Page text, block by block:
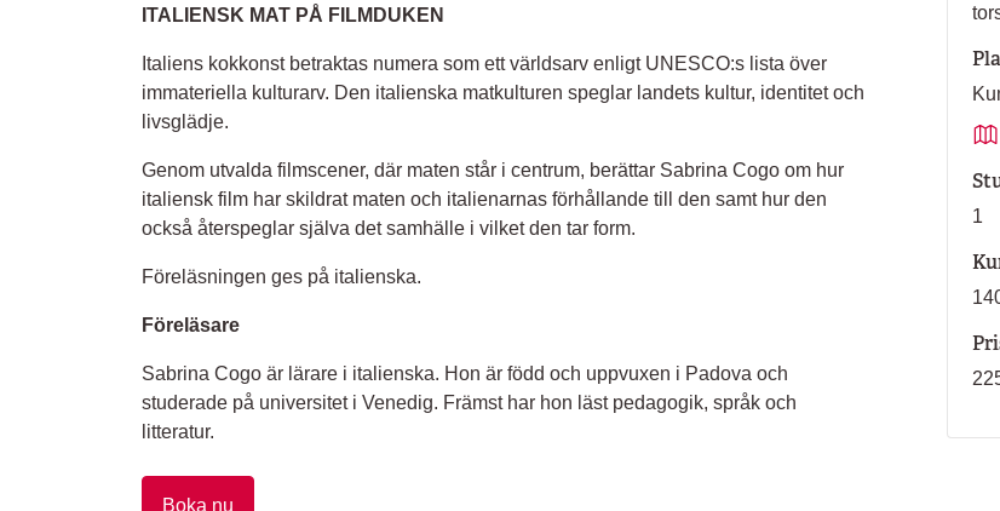
ITALIENSK MAT PÅ FILMDUKEN
Italiens kokkonst betraktas numera som ett världsarv enligt UNESCO:s lista över
immateriella kulturarv. Den italienska matkulturen speglar landets kultur, identitet och
livsglädje.
Genom utvalda filmscener, där maten står i centrum, berättar Sabrina Cogo om hur
italiensk film har skildrat maten och italienarnas förhållande till den samt hur den
också återspeglar själva det samhälle i vilket den tar form.
Föreläsningen ges på italienska.
Föreläsare
Sabrina Cogo är lärare i italienska. Hon är född och uppvuxen i Padova och
studerade på universitet i Venedig. Främst har hon läst pedagogik, språk och
litteratur.
Boka nu
1